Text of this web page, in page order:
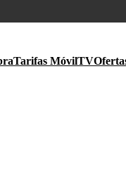
Tarifas MóvilTV